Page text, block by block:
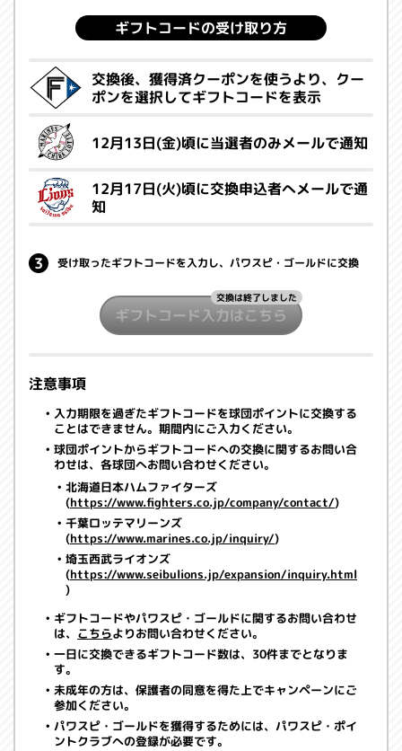
ギフトコードの受け取り方
交換後、獲得済クーポンを使うより、クー
ポンを選択してギフトコードを表示
12月13日(金)頃に当選者のみメールで通知
12月17日(火)頃に交換申込者へメールで通
知
受け取ったギフトコードを入力し、パワスピ・ゴールドに交換
ギフトコード入力はこちら
交換は終了しました
注意事項
入力期限を過ぎたギフトコードを球団ポイントに交換する
ことはできません。期間内にご入力ください。
球団ポイントからギフトコードへの交換に関するお問い合
わせは、各球団へお問い合わせください。
北海道日本ハムファイターズ
(https://www.fighters.co.jp/company/contact/)
千葉ロッテマリーンズ
(https://www.marines.co.jp/inquiry/)
埼玉西武ライオンズ
(https://www.seibulions.jp/expansion/inquiry.html
)
ギフトコードやパワスピ・ゴールドに関するお問い合わせ
は、 こちらよりお問い合わせください。
一日に交換できるギフトコード数は、30件までとなりま
す。
未成年の方は、保護者の同意を得た上でキャンペーンにご
参加ください。
パワスピ・ゴールドを獲得するためには、パワスピ・ポイ
ントクラブへの登録が必要です。